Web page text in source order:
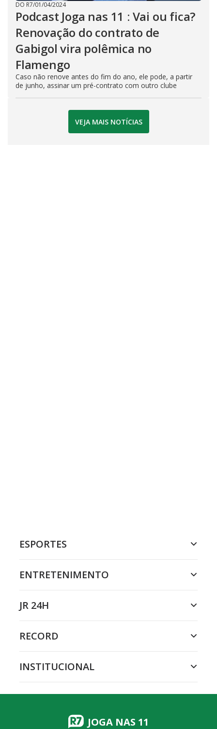
DO R7/01/04/2024
Podcast Joga nas 11 : Vai ou fica?
Renovação do contrato de
Gabigol vira polêmica no
Flamengo
Caso não renove antes do fim do ano, ele pode, a partir
de junho, assinar um pré-contrato com outro clube
VEJA MAIS NOTÍCIAS
ESPORTES
ENTRETENIMENTO
JR 24H
RECORD
INSTITUCIONAL
JOGA NAS 11